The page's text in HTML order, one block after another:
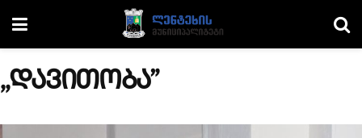
,,დავითობა”